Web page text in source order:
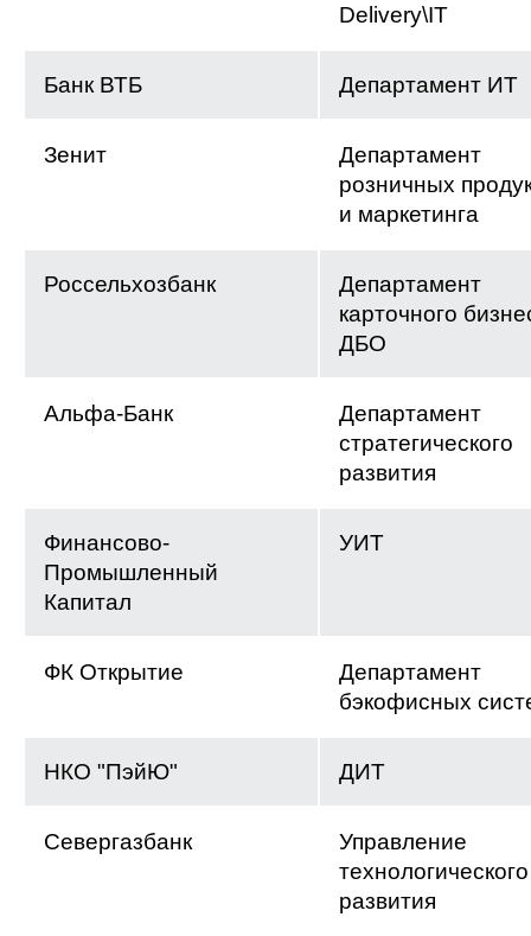
Delivery\IT
Банк ВТБ Департамент ИТ
Зенит
Департамент
розничных
и маркетинга
Россельхозбанк
Департамент
карточного
ДБО
Альфа-Банк
Департамент
стратегического
развития
Финансово-
Промышленный
Капитал
УИТ
ФК Открытие
Департамент
бэкофисных
НКО "ПэйЮ" ДИТ
Севергазбанк
Управление
технологического
развития